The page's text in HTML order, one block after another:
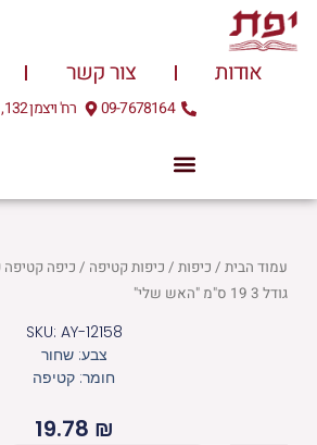
דילוג
לתוכן
אודות צור קשר
09-7678164 רח' ויצמן 132, כפר סבא
עמוד הבית/ כיפות/ כיפות קטיפה
גודל 3 19 ס"מ "האש שלי"
SKU: AY-12158
צבע: שחור
חומר: קטיפה
19.78 ₪